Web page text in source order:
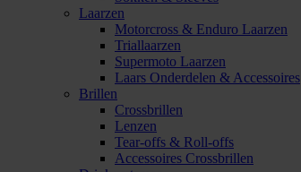
Laarzen
Motorcross & Enduro Laarzen
Triallaarzen
Supermoto Laarzen
Laars Onderdelen & Accessoires
Brillen
Crossbrillen
Lenzen
Tear-offs & Roll-offs
Accessoires Crossbrillen